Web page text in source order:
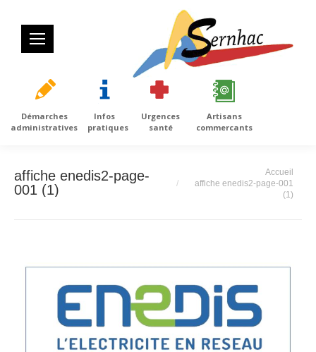
Démarches
administratives
Infos
pratiques
Urgences
santé
Artisans
commercants
affiche enedis2-page-
001 (1)
Accueil
affiche enedis2-page-001
(1)